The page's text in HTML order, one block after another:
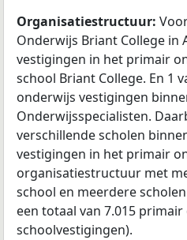
Organisatiestructuur:
Onderwijs Briant College in
vestigingen in het primair
school Briant College. En 1
onderwijs vestigingen
Onderwijsspecialisten.
verschillende scholen
vestigingen in het primair
organisatiestructuur met
school en meerdere
een totaal van 7.015
schoolvestigingen).